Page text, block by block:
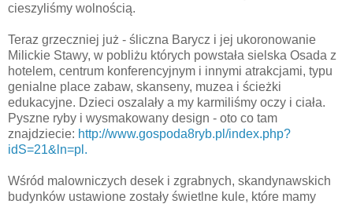
cieszyliśmy wolnością.
Teraz grzeczniej już - śliczna Barycz i jej ukoronowanie
Milickie Stawy, w pobliżu których powstała sielska Osada z
hotelem, centrum konferencyjnym i innymi atrakcjami, typu
genialne place zabaw, skanseny, muzea i ścieżki
edukacyjne. Dzieci oszalały a my karmiliśmy oczy i ciała.
Pyszne ryby i wysmakowany design - oto co tam
znajdziecie: http://www.gospoda8ryb.pl/index.php?
idS=21&ln=pl.
Wśród malowniczych desek i zgrabnych, skandynawskich
budynków ustawione zostały świetlne kule, które mamy